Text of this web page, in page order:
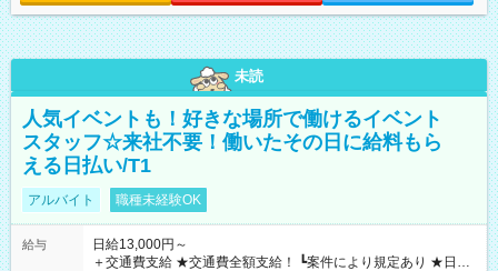
未読
人気イベントも！好きな場所で働けるイベント
スタッフ☆来社不要！働いたその日に給料もら
える日払い/T1
アルバイト 職種未経験OK
給与
日給13,000円～
＋交通費支給 ★交通費全額支給！ ┗案件により規定あり ★日払